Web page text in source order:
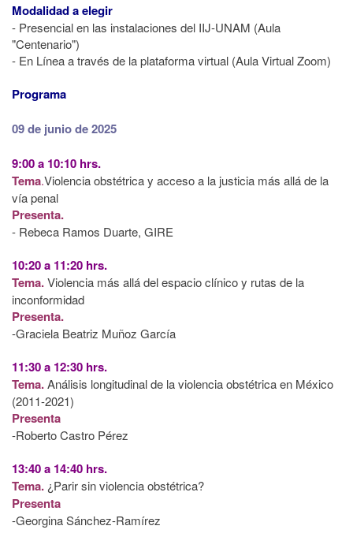
Modalidad a elegir
- Presencial en las instalaciones del IIJ-UNAM (Aula
"Centenario")
- En Línea a través de la plataforma virtual (Aula Virtual Zoom)
Programa
09 de junio de 2025
9:00 a 10:10 hrs.
Tema.Violencia obstétrica y acceso a la justicia más allá de la
vía penal
Presenta.
- Rebeca Ramos Duarte, GIRE
10:20 a 11:20 hrs.
Tema.Violencia más allá del espacio clínico y rutas de la
inconformidad
Presenta.
-Graciela Beatriz Muñoz García
11:30 a 12:30 hrs.
Tema.Análisis longitudinal de la violencia obstétrica en México
(2011-2021)
Presenta
-Roberto Castro Pérez
13:40 a 14:40 hrs.
Tema. ¿Parir sin violencia obstétrica?
Presenta
-Georgina Sánchez-Ramírez